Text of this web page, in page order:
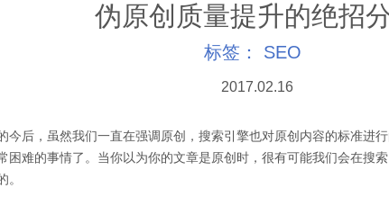
伪原创质量提升的绝招
标签： SEO
2017.02.16
后，虽然我们一直在强调原创，搜索引擎也对原创内容的标准进
困难的事情了。当你以为你的文章是原创时，很有可能我们会在搜
。